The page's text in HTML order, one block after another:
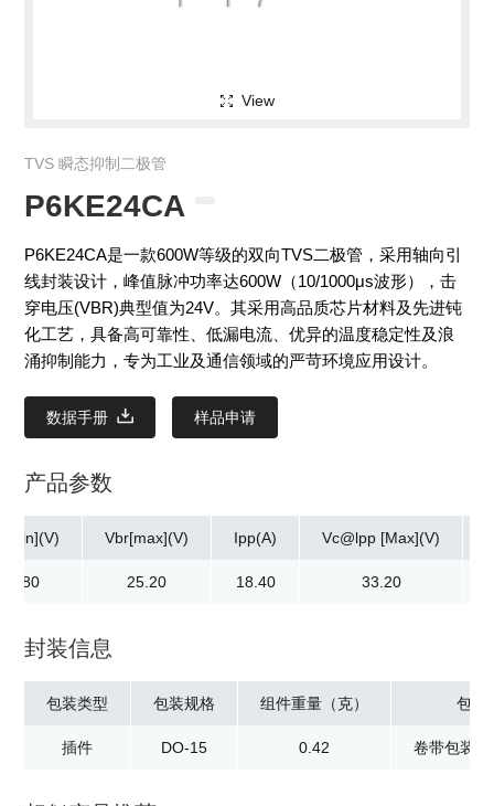
View
TVS 瞬态抑制二极管
P6KE24CA
P6KE24CA是一款600W等级的双向TVS二极管，采用轴向引
线封装设计，峰值脉冲功率达600W（10/1000μs波形），击
穿电压(VBR)典型值为24V。其采用高品质芯片材料及先进钝
化工艺，具备高可靠性、低漏电流、优异的温度稳定性及浪
涌抑制能力，专为工业及通信领域的严苛环境应用设计。
数据手册 样品申请
产品参数
22.80
Vbr[max](V)
25.20
Ipp(A)
18.40
Vc@lpp [Max](V)
33.20
封装信息
包装类型
插件
包装规格
DO-15
组件重量（克）
0.42
包装
卷带包装